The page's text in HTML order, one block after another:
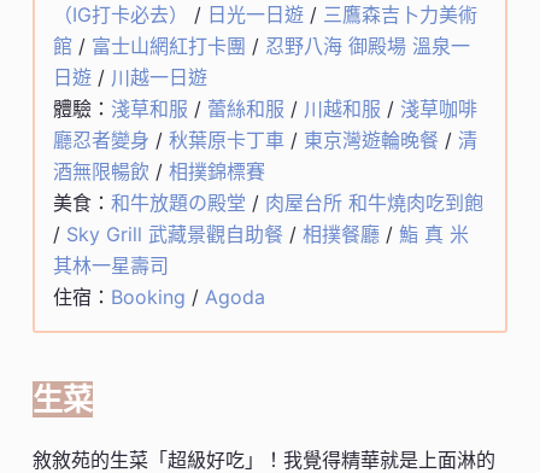
（IG打卡必去）
/ 日光一日遊/ 三鷹森吉卜力美術
館 / 富士山網紅打卡團 / 忍野八海 御殿場 溫泉一
日遊/ 川越一日遊
體驗： 淺草和服 /蕾絲和服 / 川越和服 / 淺草咖啡
廳忍者變身 / 秋葉原卡丁車/ 東京灣遊輪晚餐 / 清
酒無限暢飲 / 相撲錦標賽
美食： 和牛放題の殿堂 / 肉屋台所 和牛燒肉吃到飽
/Sky Grill 武藏景觀自助餐 / 相撲餐廳/ 鮨 真 米
其林一星壽司
住宿： Booking / Agoda
生菜
敘敘苑的生菜「超級好吃」！我覺得精華就是上面淋的